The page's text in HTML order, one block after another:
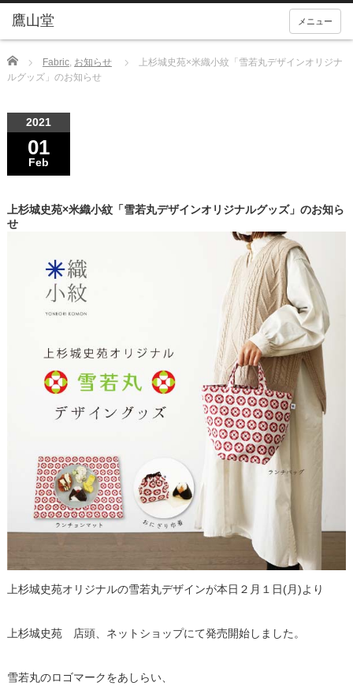
メニュー
Home Fabric, お知らせ
上杉城史苑×米織小紋「雪若丸デザインオリジナ
ルグッズ」のお知らせ
2021
01
Feb
上杉城史苑×米織小紋「雪若丸デザインオリジナルグッズ」のお知ら
せ
上杉城史苑オリジナルの雪若丸デザインが本日２月１日(月)より
上杉城史苑 店頭、ネットショップにて発売開始しました。
雪若丸のロゴマークをあしらい、